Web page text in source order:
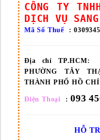
CÔNG TY
DỊCH VỤ
Mã Số Thuế :
Địa chỉ TP.HCM:
PHƯỜNG TÂY
THÀNH PHỐ HỒ
Điện Thoại :093
HỖ